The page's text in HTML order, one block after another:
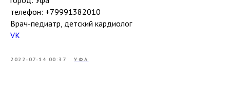
телефон: +79991382010
Врач-педиатр, детский кардиолог
VK
2022-07-14 00:37 УФА